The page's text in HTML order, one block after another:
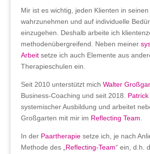
Mir ist es wichtig, jeden Klienten in
wahrzunehmen und auf individuelle
einzugehen. Deshalb arbeite ich
methodenübergreifend. Neben meiner
Arbeitsetze ich auch Elemente aus
Therapieschulen ein.
Seit 2010 unterstützt mich Walter
Business-Coaching und seit 2018. Patrick
systemischer Ausbildung und arbeitet
Großgarten mit mir im Reflecting Team
In der Paartherapiesetze ich, je nach
Methode des „ Reflecting-Team“ ein, d.h.